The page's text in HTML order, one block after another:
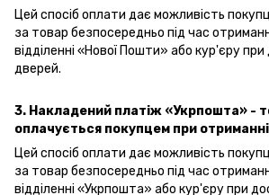
Цей спосіб оплати дає можливість
за товар безпосередньо під час
відділенні «Нової Пошти» або кур'єру
дверей.
3. Накладений платіж «Укрпошта» -
оплачується покупцем при
Цей спосіб оплати дає можливість
за товар безпосередньо під час
відділенні «Укрпошта» або кур'єру при